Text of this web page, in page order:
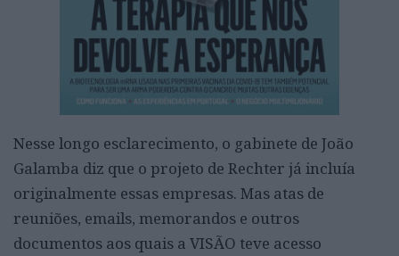
Nesse longo esclarecimento, o gabinete de João
Galamba diz que o projeto de Rechter já incluía
originalmente essas empresas. Mas atas de
reuniões, emails, memorandos e outros
documentos aos quais a VISÃO teve acesso